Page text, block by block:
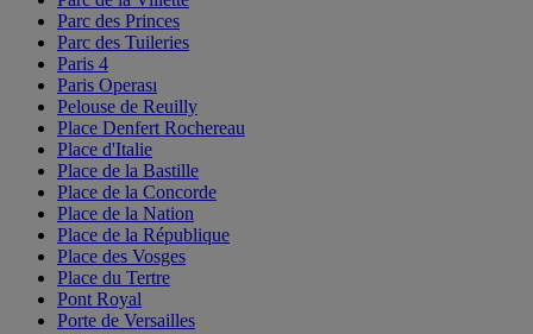
Parc des Princes
Parc des Tuileries
Paris 4
Paris Operası
Pelouse de Reuilly
Place Denfert Rochereau
Place d'Italie
Place de la Bastille
Place de la Concorde
Place de la Nation
Place de la République
Place des Vosges
Place du Tertre
Pont Royal
Porte de Versailles